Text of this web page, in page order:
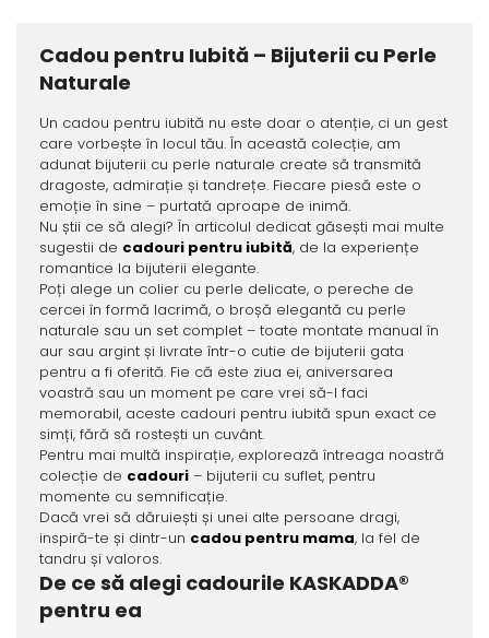
Cadou pentru Iubită – Bijuterii cu Perle
Naturale
Un cadou pentru iubită nu este doar o atenție, ci un gest
care vorbește în locul tău. În această colecție, am
adunat bijuterii cu perle naturale create să transmită
dragoste, admirație și tandrețe. Fiecare piesă este o
emoție în sine – purtată aproape de inimă.
Nu știi ce să alegi? În articolul dedicat găsești mai multe
sugestii de cadouri pentru iubită, de la experiențe
romantice la bijuterii elegante.
Poți alege un colier cu perle delicate, o pereche de
cercei în formă lacrimă, o broșă elegantă cu perle
naturale sau un set complet – toate montate manual în
aur sau argint și livrate într-o cutie de bijuterii gata
pentru a fi oferită. Fie că este ziua ei, aniversarea
voastră sau un moment pe care vrei să-l faci
memorabil, aceste cadouri pentru iubită spun exact ce
simți, fără să rostești un cuvânt.
Pentru mai multă inspirație, explorează întreaga noastră
colecție de cadouri– bijuterii cu suflet, pentru
momente cu semnificație.
Dacă vrei să dăruiești și unei alte persoane dragi,
inspiră-te și dintr-un cadou pentru mama, la fel de
tandru și valoros.
De ce să alegi cadourile KASKADDA®
pentru ea